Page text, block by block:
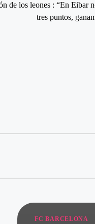
de los leones : “En Eibar
tres puntos,
FC BARCELONA